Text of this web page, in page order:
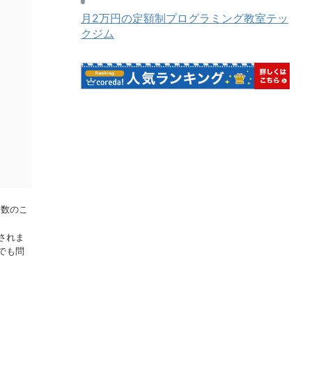
のこ
れま
も問
月2万円の定額制プログラミング教室テッ
クジム